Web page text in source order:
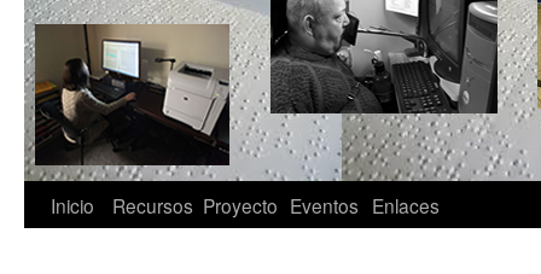
Inicio Recursos Proyecto Eventos Enlaces